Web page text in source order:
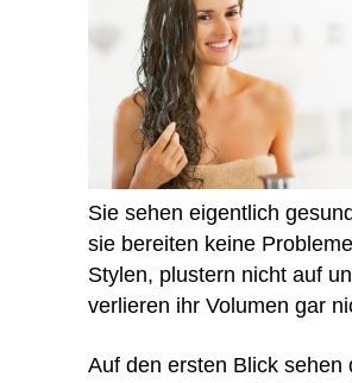
Sie sehen eigentlich
sie bereiten keine
Stylen, plustern nicht auf
verlieren ihr Volumen gar
Auf den ersten Blick sehen